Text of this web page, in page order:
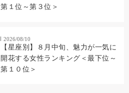
第１位～第３位＞
2026/08/10
【星座別】８月中旬、魅力が一気に
開花する女性ランキング＜最下位～
第１０位＞